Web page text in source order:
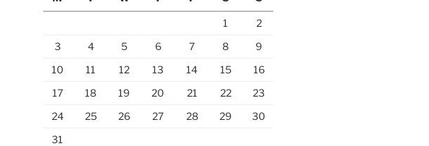
1
2
3
4 5 6 7 8
9
10
11 12 13 14 15
16
17
18 19 20 21 22
23
24
25 26 27 28 29
30
31